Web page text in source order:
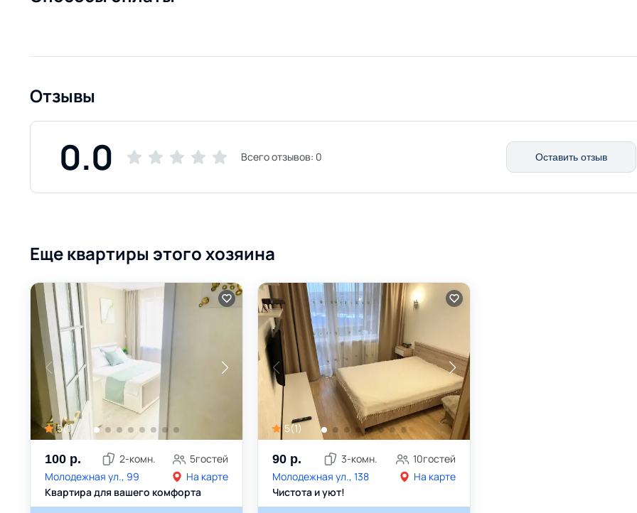
Отзывы
0.0 Всего отзывов: 0 Оставить отзыв
Еще квартиры этого хозяина
5(1)
100 р. 2-комн. 5гостей
Молодежная ул., 99
На карте
Квартира для вашего комфорта
5(1)
90 р. 3-комн. 10гостей
Молодежная ул., 138
На карте
Чистота и уют!